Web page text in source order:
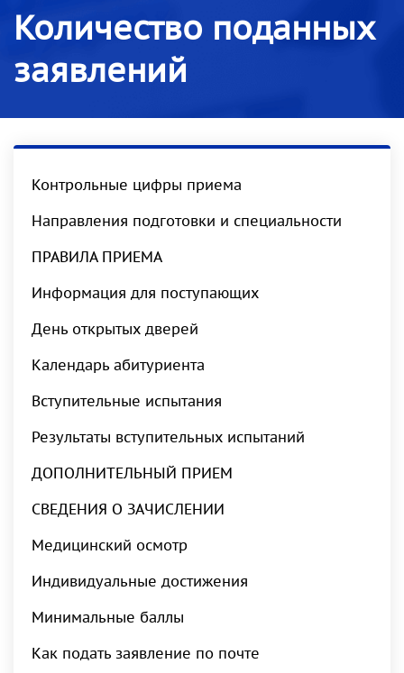
Количество поданных
заявлений
Контрольные цифры приема
Направления подготовки и специальности
ПРАВИЛА ПРИЕМА
Информация для поступающих
День открытых дверей
Календарь абитуриента
Вступительные испытания
Результаты вступительных испытаний
ДОПОЛНИТЕЛЬНЫЙ ПРИЕМ
СВЕДЕНИЯ О ЗАЧИСЛЕНИИ
Медицинский осмотр
Индивидуальные достижения
Минимальные баллы
Как подать заявление по почте